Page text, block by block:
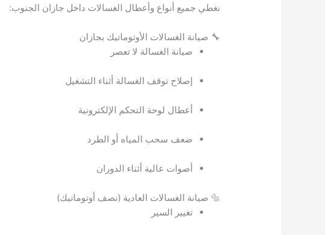
نغطي جميع أنواع وأعطال الغسالات داخل جازان الجنوب:
🔧 صيانة الغسالات الأوتوماتيك بجازان
صيانة الغسالة لا تعصر
إصلاح توقف الغسالة أثناء التشغيل
أعطال لوحة التحكم الإلكترونية
ضعف سحب المياه أو الطرد
أصوات عالية أثناء الدوران
🔩 صيانة الغسالات العادية (نصف أوتوماتيك)
تغيير السير